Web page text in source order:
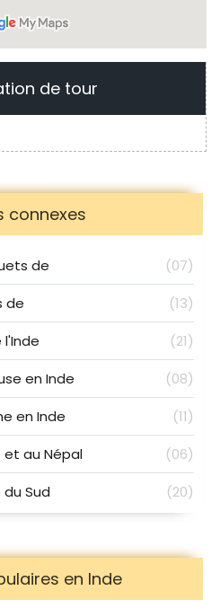
de tour
connexes
de
(07)
de
(13)
(21)
en Inde
(08)
en Inde
(11)
et au Népal
(06)
Sud
(20)
en Inde